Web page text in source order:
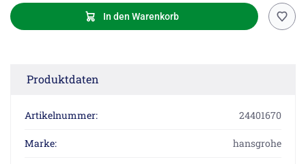
In den Warenkorb
Produktdaten
Artikelnummer: 24401670
Marke: hansgrohe